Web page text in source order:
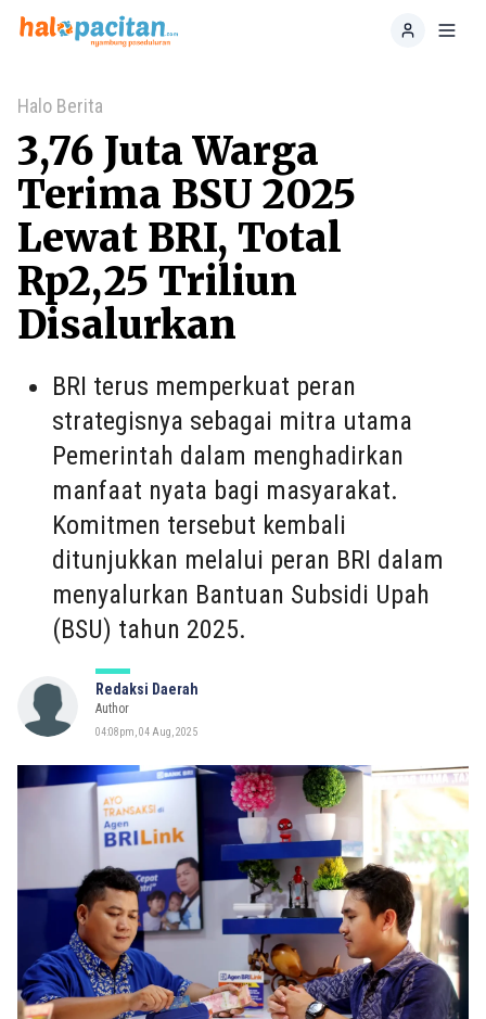
Home
Halo Berita
3,76 Juta Warga
Terima BSU 2025
Lewat BRI, Total
Rp2,25 Triliun
Disalurkan
BRI terus memperkuat peran
strategisnya sebagai mitra utama
Pemerintah dalam menghadirkan
manfaat nyata bagi masyarakat.
Komitmen tersebut kembali
ditunjukkan melalui peran BRI dalam
menyalurkan Bantuan Subsidi Upah
(BSU) tahun 2025.
Redaksi Daerah
Author
04:08pm, 04 Aug, 2025